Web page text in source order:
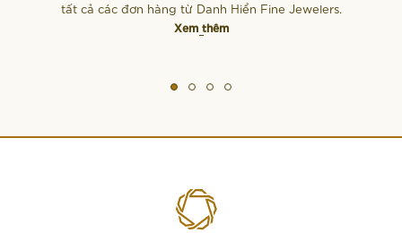
tất cả các đơn hàng từ Danh Hiển Fine Jewelers.
Xem thêm